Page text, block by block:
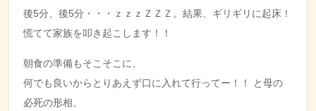
後5分、後5分・・・ｚｚｚＺＺＺ。結果、ギリギリに起床！
慌てて家族を叩き起こします！！
朝食の準備もそこそこに、
何でも良いからとりあえず口に入れて行ってー！！ と母の
必死の形相。